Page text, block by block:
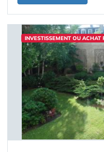
INVESTISSEMENT OU ACHAT